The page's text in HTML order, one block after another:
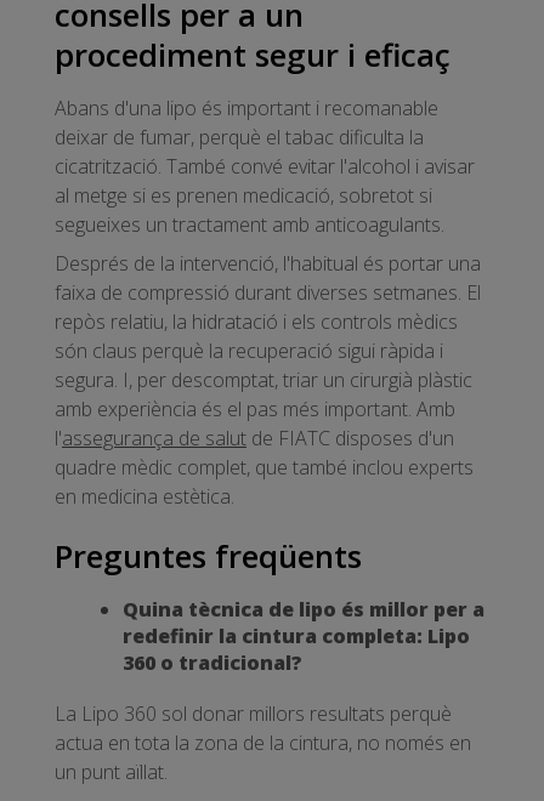
consells per a un
procediment segur i eficaç
Abans d'una lipo és important i recomanable
deixar de fumar, perquè el tabac dificulta la
cicatrització. També convé evitar l'alcohol i avisar
al metge si es prenen medicació, sobretot si
segueixes un tractament amb anticoagulants.
Després de la intervenció, l'habitual és portar una
faixa de compressió durant diverses setmanes. El
repòs relatiu, la hidratació i els controls mèdics
són claus perquè la recuperació sigui ràpida i
segura. I, per descomptat, triar un cirurgià plàstic
amb experiència és el pas més important. Amb
l'assegurança de salut de FIATC disposes d'un
quadre mèdic complet, que també inclou experts
en medicina estètica.
Preguntes freqüents
Quina tècnica de lipo és millor per a
redefinir la cintura completa: Lipo
360 o tradicional?
La Lipo 360 sol donar millors resultats perquè
actua en tota la zona de la cintura, no només en
un punt aïllat.